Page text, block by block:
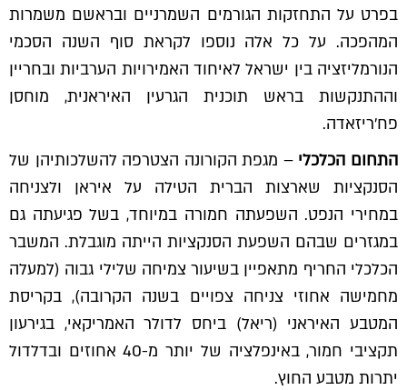
בפרט על התחזקות הגורמים השמרניים ובראשם משמרות
המהפכה. על כל אלה נוספו לקראת סוף השנה הסכמי
הנורמליזציה בין ישראל לאיחוד האמירויות הערביות ובחריין
וההתנקשות בראש תוכנית הגרעין האיראנית, מוחסן
פח'ריזאדה.
התחום הכלכלי – מגפת הקורונה הצטרפה להשלכותיהן של
הסנקציות שארצות הברית הטילה על איראן ולצניחה
במחירי הנפט. השפעתה חמורה במיוחד, בשל פגיעתה גם
במגזרים שבהם השפעת הסנקציות הייתה מוגבלת. המשבר
הכלכלי החריף מתאפיין בשיעור צמיחה שלילי גבוה (למעלה
מחמישה אחוזי צניחה צפויים בשנה הקרובה), בקריסת
המטבע האיראני (ריאל) ביחס לדולר האמריקאי, בגירעון
תקציבי חמור, באינפלציה של יותר מ-40 אחוזים ובדלדול
יתרות מטבע החוץ.